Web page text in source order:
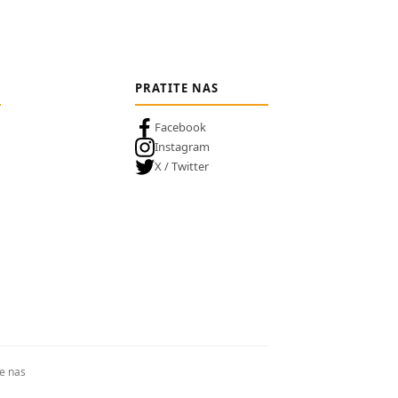
PRATITE NAS
Facebook
Instagram
X / Twitter
nas